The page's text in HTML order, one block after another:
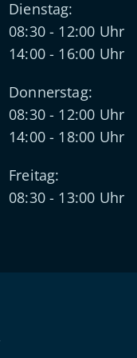
Dienstag:
08:30 - 12:00 Uhr
14:00 - 16:00 Uhr
Donnerstag:
08:30 - 12:00 Uhr
14:00 - 18:00 Uhr
Freitag:
08:30 - 13:00 Uhr